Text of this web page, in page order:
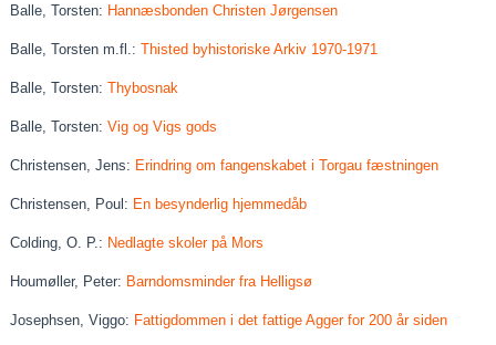
Balle, Torsten: Hannæsbonden Christen Jørgensen
Balle, Torsten m.fl.:Thisted byhistoriske Arkiv 1970-1971
Balle, Torsten:Thybosnak
Balle, Torsten:Vig og Vigs gods
Christensen, Jens: Erindring om fangenskabet i Torgau fæstningen
Christensen, Poul: En besynderlig hjemmedåb
Colding, O. P.: Nedlagte skoler på Mors
Houmøller, Peter: Barndomsminder fra Helligsø
Josephsen, Viggo: Fattigdommen i det fattige Agger for 200 år siden